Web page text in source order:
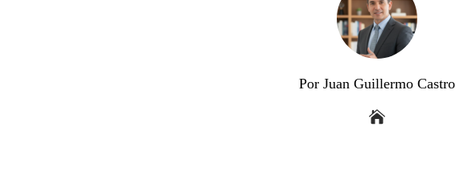
Por Juan Guillermo Castro